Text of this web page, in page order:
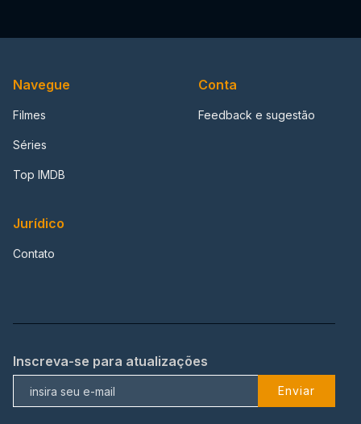
Navegue
Filmes
Séries
Top IMDB
Conta
Feedback e sugestão
Jurídico
Contato
Inscreva-se para atualizações
Enviar